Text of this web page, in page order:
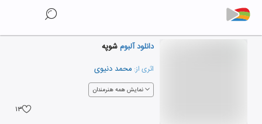
دانلود آلبومشوپه
اثری از: محمد دنیوی
نمایش همه هنرمندان
۱۳